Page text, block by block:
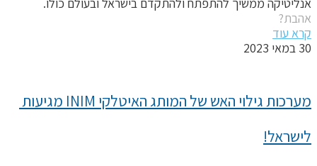
עוד
2023
מערכות גילוי האש של המותג האיטלקי INIM מגיעות